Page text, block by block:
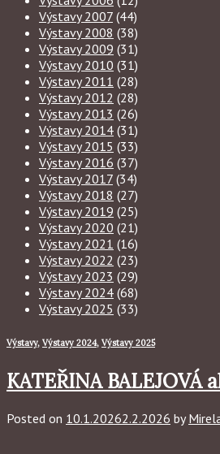
Výstavy 2007 (44)
Výstavy 2008 (38)
Výstavy 2009 (31)
Výstavy 2010 (31)
Výstavy 2011 (28)
Výstavy 2012 (28)
Výstavy 2013 (26)
Výstavy 2014 (31)
Výstavy 2015 (33)
Výstavy 2016 (37)
Výstavy 2017 (34)
Výstavy 2018 (27)
Výstavy 2019 (25)
Výstavy 2020 (21)
Výstavy 2021 (16)
Výstavy 2022 (23)
Výstavy 2023 (29)
Výstavy 2024 (68)
Výstavy 2025 (33)
Výstavy, Výstavy 2024, Výstavy 2025
KATEŘINA BALEJOVÁ
Posted on 10.1.20262.2.2026 by